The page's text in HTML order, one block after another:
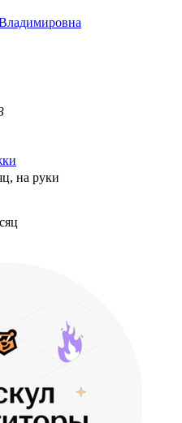
на руки